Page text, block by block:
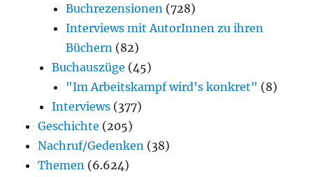
Buchrezensionen (728)
Interviews mit AutorInnen zu ihren
Büchern (82)
Buchauszüge (45)
"Im Arbeitskampf wird’s konkret" (8)
Interviews (377)
Geschichte (205)
Nachruf/Gedenken (38)
Themen (6.624)